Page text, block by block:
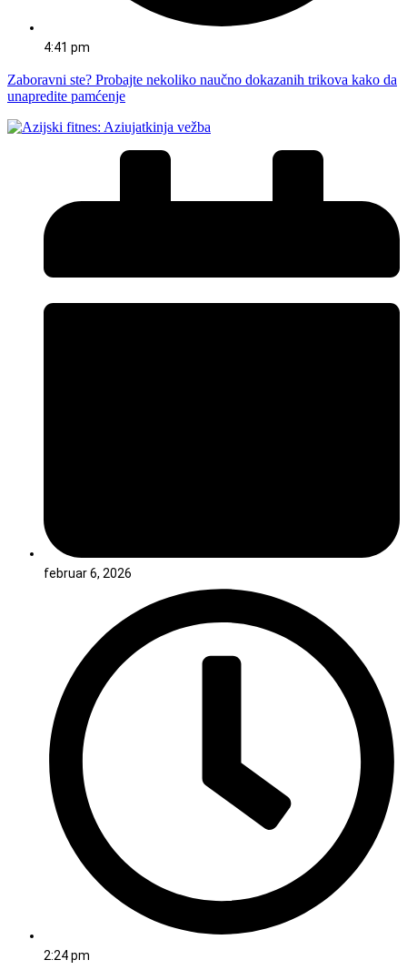
4:41 pm
Zaboravni ste? Probajte nekoliko naučno dokazanih trikova kako da
unapredite pamćenje
februar 6, 2026
2:24 pm